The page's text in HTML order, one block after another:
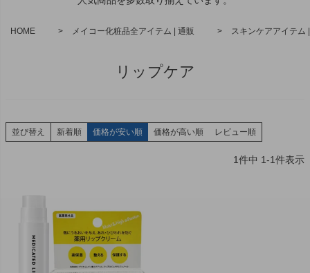
HOME メイコー化粧品全アイテム | 通販 スキンケアアイテム
リップケア
並び替え 新着順 価格が安い順 価格が高い順 レビュー順
1件中 1-1件表示